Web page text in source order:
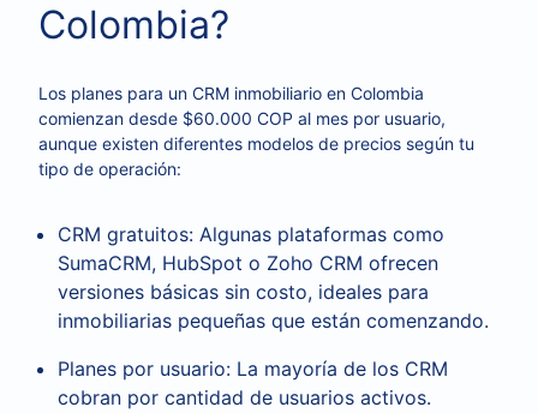
Colombia?
Los planes para un CRM inmobiliario en Colombia
comienzan desde $60.000 COP al mes por usuario,
aunque existen diferentes modelos de precios según tu
tipo de operación:
CRM gratuitos: Algunas plataformas como
SumaCRM, HubSpot o Zoho CRM ofrecen
versiones básicas sin costo, ideales para
inmobiliarias pequeñas que están comenzando.
Planes por usuario: La mayoría de los CRM
cobran por cantidad de usuarios activos.